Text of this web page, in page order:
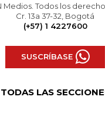
Medios. Todos los
Cr. 13a 37-32, Bogotá
(+57) 1 4227600
SUSCRÍBASE
TODAS LAS